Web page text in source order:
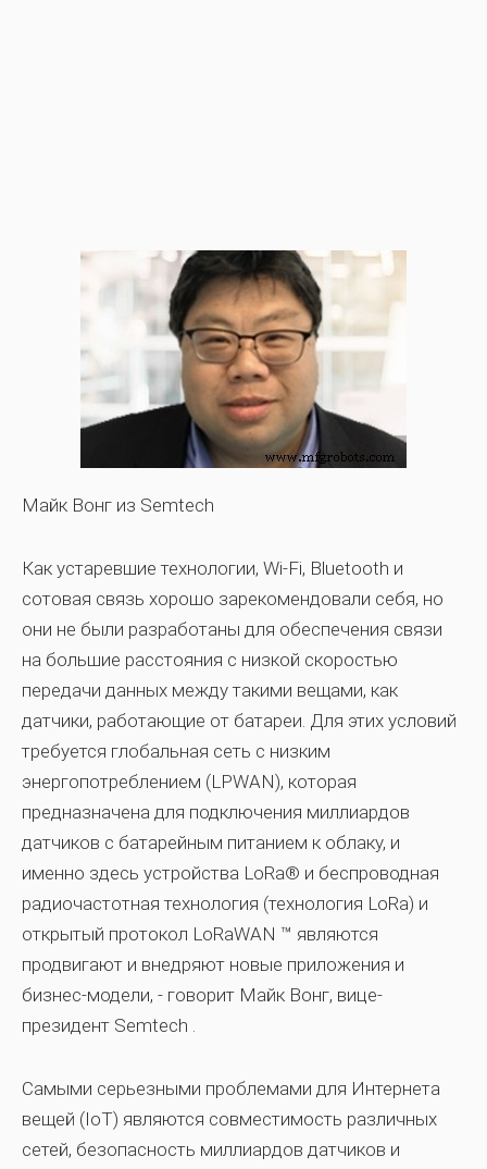
Майк Вонг из Semtech
Как устаревшие технологии, Wi-Fi, Bluetooth и
сотовая связь хорошо зарекомендовали себя, но
они не были разработаны для обеспечения связи
на большие расстояния с низкой скоростью
передачи данных между такими вещами, как
датчики, работающие от батареи. Для этих условий
требуется глобальная сеть с низким
энергопотреблением (LPWAN), которая
предназначена для подключения миллиардов
датчиков с батарейным питанием к облаку, и
именно здесь устройства LoRa® и беспроводная
радиочастотная технология (технология LoRa) и
открытый протокол LoRaWAN ™ являются
продвигают и внедряют новые приложения и
бизнес-модели, - говорит Майк Вонг, вице-
президент Semtech .
Самыми серьезными проблемами для Интернета
вещей (IoT) являются совместимость различных
сетей, безопасность миллиардов датчиков и